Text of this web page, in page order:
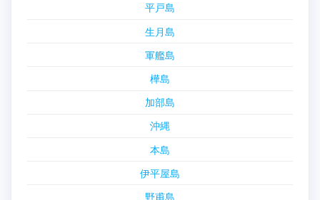
平戸島
生月島
軍艦島
樺島
加部島
沖縄
本島
伊平屋島
野甫島